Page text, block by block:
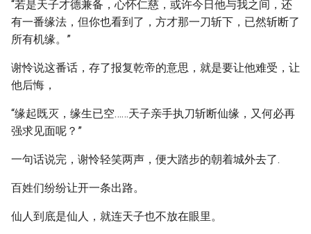
“若是天子才德兼备，心怀仁慈，或许今日他与我之间，还
有一番缘法，但你也看到了，方才那一刀斩下，已然斩断了
所有机缘。”
谢怜说这番话，存了报复乾帝的意思，就是要让他难受，让
他后悔，
“缘起既灭，缘生已空……天子亲手执刀斩断仙缘，又何必再
强求见面呢？”
一句话说完，谢怜轻笑两声，便大踏步的朝着城外去了.
百姓们纷纷让开一条出路。
仙人到底是仙人，就连天子也不放在眼里。